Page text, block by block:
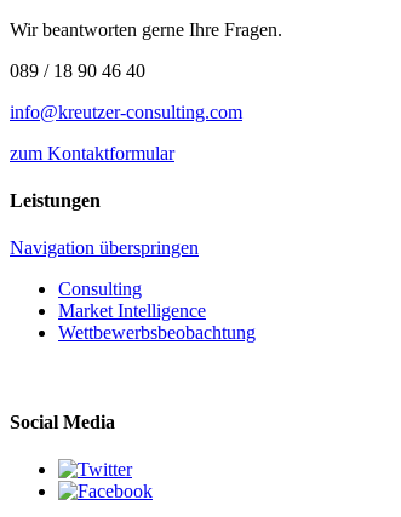
Wir beantworten gerne Ihre Fragen.
089 / 18 90 46 40
info@kreutzer-consulting.com
zum Kontaktformular
Leistungen
Navigation überspringen
Consulting
Market Intelligence
Wettbewerbs­beobachtung
Social Media